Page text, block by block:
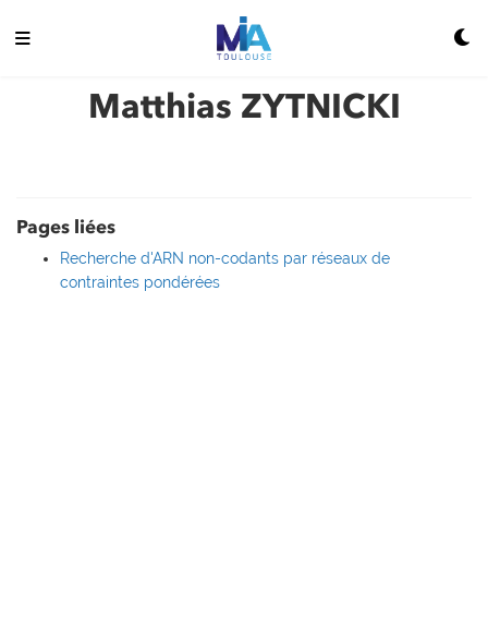
Matthias ZYTNICKI
Pages liées
Recherche d'ARN non-codants par réseaux de
contraintes pondérées